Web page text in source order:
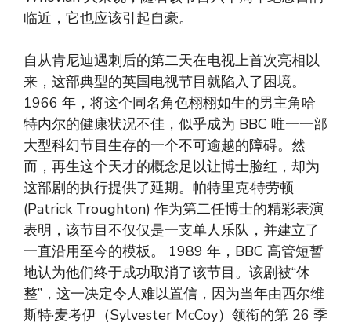
临近，它也应该引起自豪。
自从肯尼迪遇刺后的第二天在电视上首次亮相以
来，这部典型的英国电视节目就陷入了困境。
1966 年，将这个同名角色栩栩如生的男主角哈
特内尔的健康状况不佳，似乎成为 BBC 唯一一部
大型科幻节目生存的一个不可逾越的障碍。然
而，再生这个天才的概念足以让博士脸红，却为
这部剧的执行提供了延期。帕特里克·特劳顿
(Patrick Troughton) 作为第二任博士的精彩表演
表明，该节目不仅仅是一支单人乐队，并建立了
一直沿用至今的模板。 1989 年，BBC 高管短暂
地认为他们终于成功取消了该节目。该剧被“休
整”，这一决定令人难以置信，因为当年由西尔维
斯特·麦考伊（Sylvester McCoy）领衔的第 26 季